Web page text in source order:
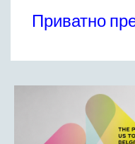
Индустрија
Грађевинарство
Угоститељство и туризам
Комунална делатност
Приватно